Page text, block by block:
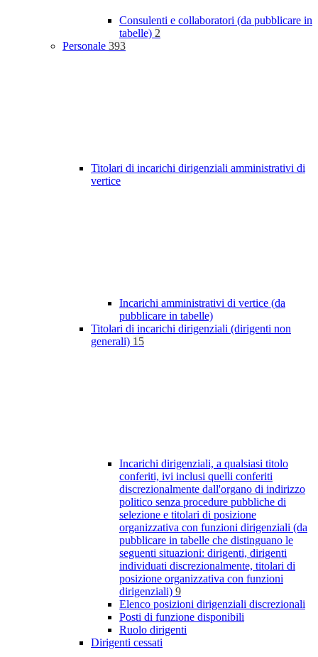
Consulenti e collaboratori (da pubblicare in
tabelle) 2
Personale 393
Titolari di incarichi dirigenziali amministrativi di
vertice
Incarichi amministrativi di vertice (da
pubblicare in tabelle)
Titolari di incarichi dirigenziali (dirigenti non
generali) 15
Incarichi dirigenziali, a qualsiasi titolo
conferiti, ivi inclusi quelli conferiti
discrezionalmente dall'organo di indirizzo
politico senza procedure pubbliche di
selezione e titolari di posizione
organizzativa con funzioni dirigenziali (da
pubblicare in tabelle che distinguano le
seguenti situazioni: dirigenti, dirigenti
individuati discrezionalmente, titolari di
posizione organizzativa con funzioni
dirigenziali) 9
Elenco posizioni dirigenziali discrezionali
Posti di funzione disponibili
Ruolo dirigenti
Dirigenti cessati